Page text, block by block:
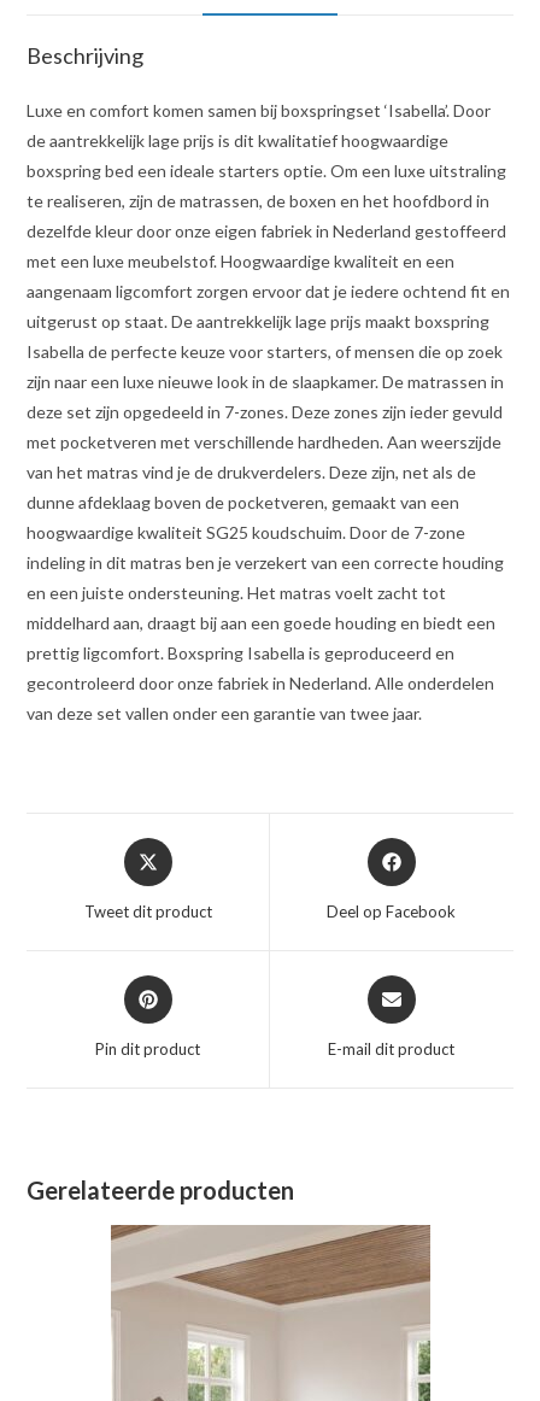
Beschrijving
Luxe en comfort komen samen bij boxspringset ‘Isabella’. Door
de aantrekkelijk lage prijs is dit kwalitatief hoogwaardige
boxspring bed een ideale starters optie. Om een luxe uitstraling
te realiseren, zijn de matrassen, de boxen en het hoofdbord in
dezelfde kleur door onze eigen fabriek in Nederland gestoffeerd
met een luxe meubelstof. Hoogwaardige kwaliteit en een
aangenaam ligcomfort zorgen ervoor dat je iedere ochtend fit en
uitgerust op staat. De aantrekkelijk lage prijs maakt boxspring
Isabella de perfecte keuze voor starters, of mensen die op zoek
zijn naar een luxe nieuwe look in de slaapkamer. De matrassen in
deze set zijn opgedeeld in 7-zones. Deze zones zijn ieder gevuld
met pocketveren met verschillende hardheden. Aan weerszijde
van het matras vind je de drukverdelers. Deze zijn, net als de
dunne afdeklaag boven de pocketveren, gemaakt van een
hoogwaardige kwaliteit SG25 koudschuim. Door de 7-zone
indeling in dit matras ben je verzekert van een correcte houding
en een juiste ondersteuning. Het matras voelt zacht tot
middelhard aan, draagt bij aan een goede houding en biedt een
prettig ligcomfort. Boxspring Isabella is geproduceerd en
gecontroleerd door onze fabriek in Nederland. Alle onderdelen
van deze set vallen onder een garantie van twee jaar.
Opent
in
nieuw
Tweet dit product
Opent
in
nieuw
Deel op Facebook
Opent
in
nieuw
Pin dit product
Opent
in
nieuw
E-mail dit product
Gerelateerde producten